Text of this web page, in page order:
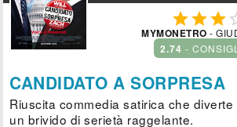

MYMONETRO -
2.74 -
CANDIDATO A SORPRESA
Riuscita commedia satirica che
un brivido di serietà raggelante.